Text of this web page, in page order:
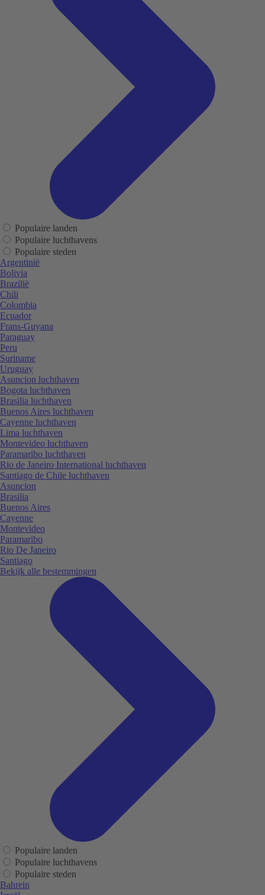
Populaire landen
Populaire luchthavens
Populaire steden
Argentinië
Bolivia
Brazilië
Chili
Colombia
Ecuador
Frans-Guyana
Paraguay
Peru
Suriname
Uruguay
Asuncion luchthaven
Bogota luchthaven
Brasilia luchthaven
Buenos Aires luchthaven
Cayenne luchthaven
Lima luchthaven
Montevideo luchthaven
Paramaribo luchthaven
Rio de Janeiro International luchthaven
Santiago de Chile luchthaven
Asuncion
Brasilia
Buenos Aires
Cayenne
Montevideo
Paramaribo
Rio De Janeiro
Santiago
Bekijk alle bestemmingen
Populaire landen
Populaire luchthavens
Populaire steden
Bahrein